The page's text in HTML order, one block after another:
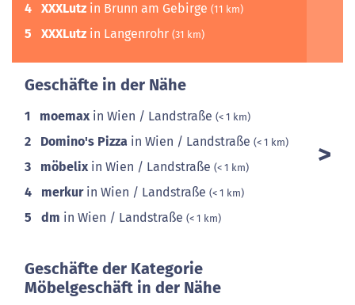
4 XXXLutz in Brunn am Gebirge (11 km)
5 XXXLutz in Langenrohr (31 km)
Geschäfte in der Nähe
1 moemax in Wien / Landstraße (< 1 km)
2 Domino's Pizza in Wien / Landstraße (< 1 km)
3 möbelix in Wien / Landstraße (< 1 km)
4 merkurin Wien / Landstraße (< 1 km)
5 dm in Wien / Landstraße (< 1 km)
Geschäfte der Kategorie
Möbelgeschäft in der Nähe